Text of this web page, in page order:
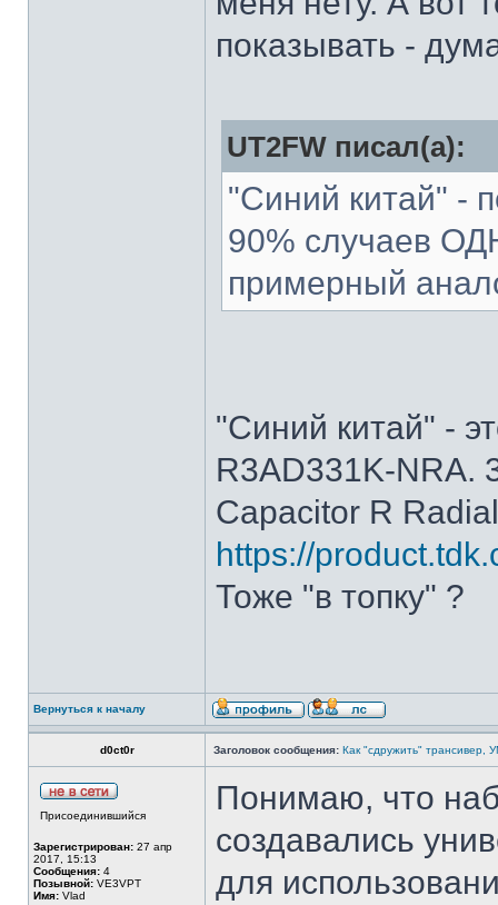
показывать -
UT2FW писал(а):
"Синий китай" -
90% случаев
примерный
"Синий китай" -
R3AD331K-NRA.
Capacitor R
https://
Тоже "в топку" ?
Вернуться к началу
d0ct0r Заголовок сообщения: Как "сдружить" трансивер,
Присоединившийся
Зарегистрирован: 27 апр
2017, 15:13
Сообщения: 4
Позывной: VE3VPT
Имя: Vlad
Понимаю, что
создавались
для